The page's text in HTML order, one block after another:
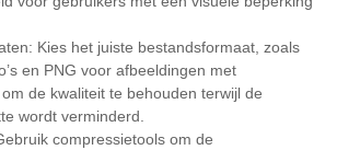
Kies het juiste bestandsformaat, zoals
en PNG voor afbeeldingen met
de kwaliteit te behouden terwijl de
wordt verminderd.
compressietools om de